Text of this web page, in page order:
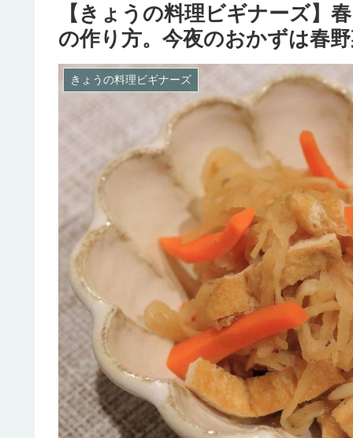
【きょうの料理ビギナーズ】
の作り方。今夜のおかずは春
きょうの料理ビギナーズ